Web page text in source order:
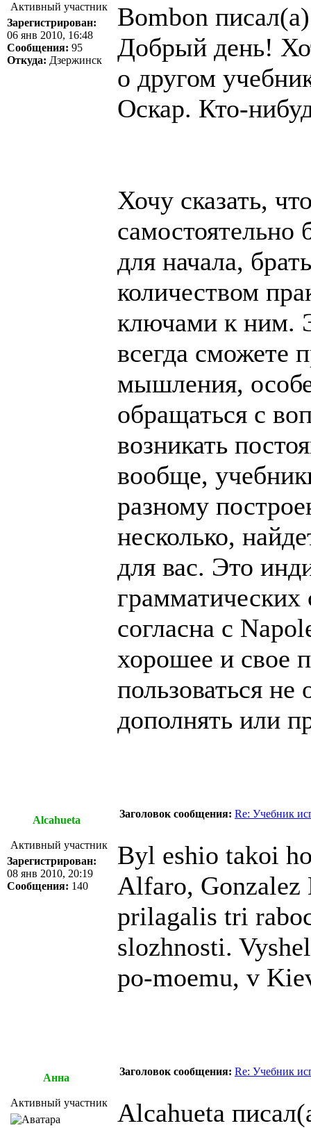
Активный участник
Зарегистрирован:
06 янв 2010, 16:48
Сообщения: 95
Откуда: Дзержинск
Bombon
Добрый день!
о другом
Оскар. Кто-
Хочу сказать,
самостоятельно
для начала,
количеством
ключами к ним.
всегда сможете
мышления,
обращаться с
возникать
вообще,
разному
несколько,
для вас. Это
грамматических
согласна с
хорошее и свое
пользоваться
дополнять или
Alcahueta
Заголовок сообщения: Re: Учебник
Активный участник
Зарегистрирован:
08 янв 2010, 20:19
Сообщения: 140
Byl eshio takoi
Alfaro, Gonzalez
prilagalis tri
slozhnosti.
po-moemu, v
Анна
Заголовок сообщения: Re: Учебник
Активный участник
Alcahueta